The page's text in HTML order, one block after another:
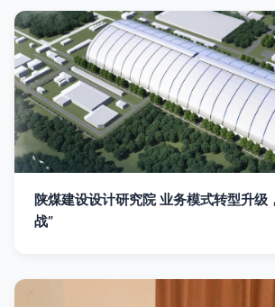
陕煤建设设计研究院 业务模式转型升级
战”